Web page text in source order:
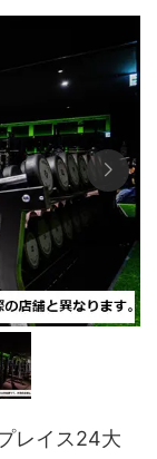
レイス24大